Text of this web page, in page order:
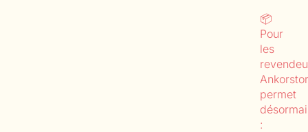
📦
Pour
les
permet
: